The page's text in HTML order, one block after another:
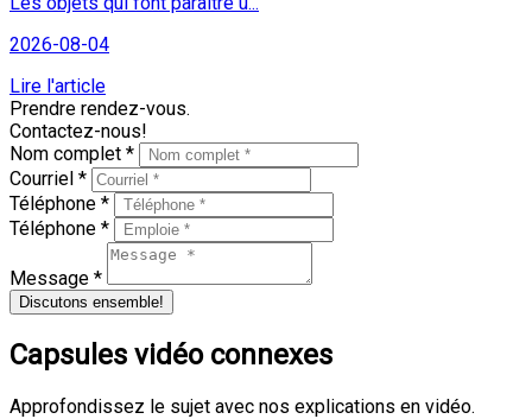
2026-08-04
Lire l'article
Prendre rendez-vous.
Contactez-nous!
Nom complet *
Courriel *
Téléphone *
Téléphone *
Message *
Discutons ensemble!
Capsules vidéo connexes
Approfondissez le sujet avec nos explications en vidéo.